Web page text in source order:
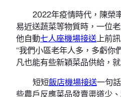
2022年疫情時代，陳榮
易近送蔬菜等物質時，一位
他自動七人座機場接送上前
“我們小區老年人多，多虧你
凡也能有些新穎菜品供給，
短短飯店機場接送一句
些農戶反應菜品發賣渠道少